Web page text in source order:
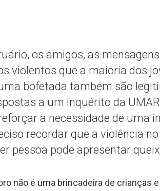
os amigos, as
violentos que a maioria dos
bofetada também são
a um inquérito da
a necessidade de uma
recordar que a violência
pessoa pode apresentar
não é uma brincadeira de crianças